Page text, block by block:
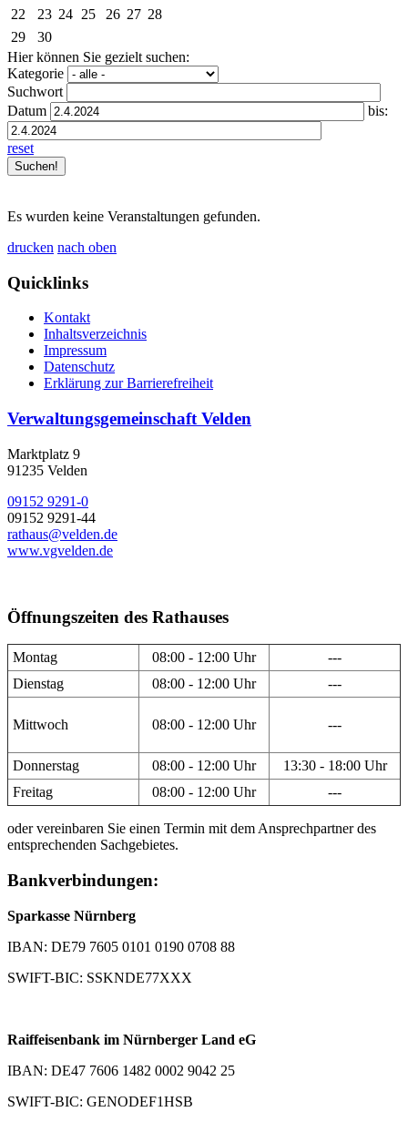
22
23 24 25 26 27 28
29
30
Hier können Sie gezielt suchen:
Kategorie
Suchwort
Datum
bis:
reset
Es wurden keine Veranstaltungen gefunden.
drucken nach oben
Quicklinks
Kontakt
Inhaltsverzeichnis
Impressum
Datenschutz
Erklärung zur Barrierefreiheit
Verwaltungsgemeinschaft Velden
Marktplatz 9
91235 Velden
09152 9291-0
09152 9291-44
rathaus@velden.de
www.vgvelden.de
Öffnungszeiten des Rathauses
Montag 08:00 - 12:00 Uhr
---
Dienstag
08:00 - 12:00 Uhr ---
Mittwoch 08:00 - 12:00 Uhr ---
Donnerstag 08:00 - 12:00 Uhr
13:30 - 18:00 Uhr
Freitag
08:00 - 12:00 Uhr ---
oder vereinbaren Sie einen Termin mit dem Ansprechpartner des
entsprechenden Sachgebietes.
Bankverbindungen:
Sparkasse Nürnberg
IBAN: DE79 7605 0101 0190 0708 88
SWIFT-BIC: SSKNDE77XXX
Raiffeisenbank im Nürnberger Land eG
IBAN: DE47 7606 1482 0002 9042 25
SWIFT-BIC: GENODEF1HSB